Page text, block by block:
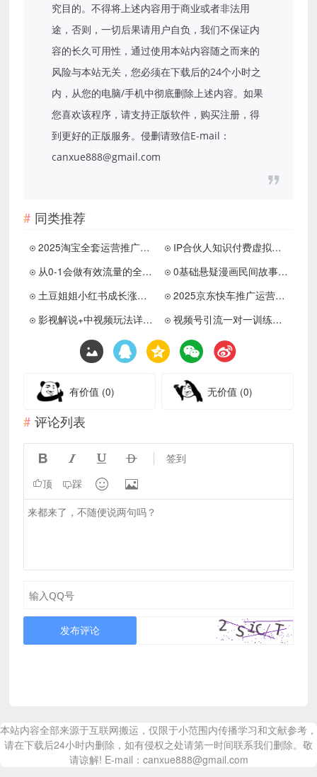
究目的。不得将上述内容用于商业或者非法用
途，否则，一切后果请用户自负，我们不保证内
容的长久可用性，通过使用本站内容随之而来的
风险与本站无关，您必须在下载后的24个小时之
内，从您的电脑/手机中彻底删除上述内容。如果
您喜欢该程序，请支持正版软件，购买注册，得
到更好的正版服务。侵删请致信E-mail：
canxue888@gmail.com
同类推荐
2025淘宝全套运营推广现场课程
IP合伙人知识付费虚拟项目
从0-1会做有效流量的全案操盘手
0基础悬疑漫画民间故事小说推文
土豆姐姐小红书成长涨粉营
2025京东快车推广运营宝典
影视解说+中视频玩法详细教程
视频号引流一对一训练营课程
有价值 (0) 无价值 (0)
评论列表
    签到
顶 踩  
发布评论
本站内容全部来源于互联网搬运，仅限于小范围内传播学习和文献参考，
请在下载后24小时内删除，如有侵权之处请第一时间联系我们删除。敬
请谅解! E-mail：canxue888@gmail.com